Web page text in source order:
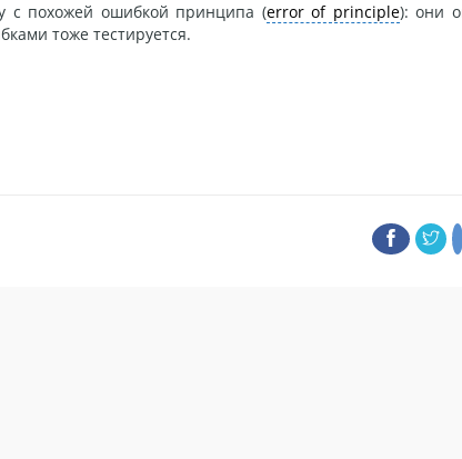
с похожей ошибкой принципа (error of principle): они
тоже тестируется.